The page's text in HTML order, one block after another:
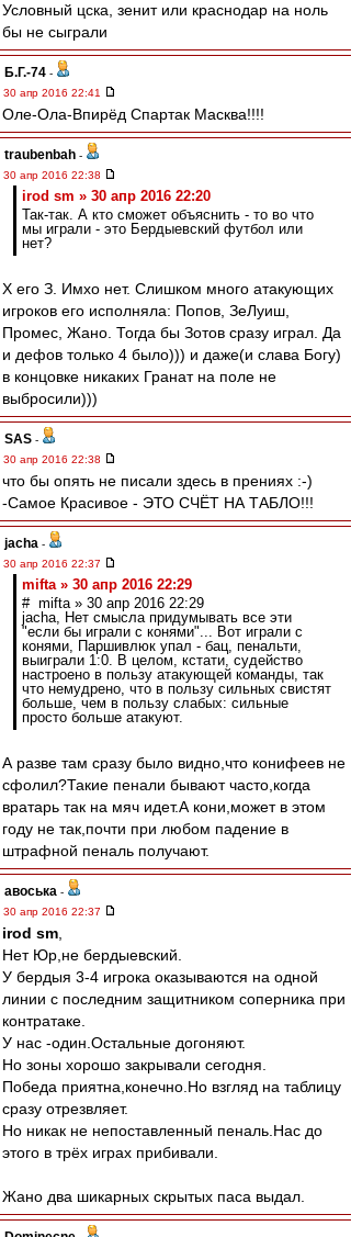
Условный цска, зенит или краснодар на ноль
бы не сыграли
Б.Г.-74 -
30 апр 2016 22:41
Оле-Ола-Впирёд Спартак Масква!!!!
traubenbah -
30 апр 2016 22:38
irod sm » 30 апр 2016 22:20
Так-так. А кто сможет объяснить - то во что
мы играли - это Бердыевский футбол или
нет?
Х его З. Имхо нет. Слишком много атакующих
игроков его исполняла: Попов, ЗеЛуиш,
Промес, Жано. Тогда бы Зотов сразу играл. Да
и дефов только 4 было))) и даже(и слава Богу)
в концовке никаких Гранат на поле не
выбросили)))
SAS -
30 апр 2016 22:38
что бы опять не писали здесь в прениях :-)
-Самое Красивое - ЭТО СЧЁТ НА ТАБЛО!!!
jacha -
30 апр 2016 22:37
mifta » 30 апр 2016 22:29
# mifta » 30 апр 2016 22:29
jacha, Нет смысла придумывать все эти
"если бы играли с конями"... Вот играли с
конями, Паршивлюк упал - бац, пенальти,
выиграли 1:0. В целом, кстати, судейство
настроено в пользу атакующей команды, так
что немудрено, что в пользу сильных свистят
больше, чем в пользу слабых: сильные
просто больше атакуют.
А разве там сразу было видно,что конифеев не
сфолил?Такие пенали бывают часто,когда
вратарь так на мяч идет.А кони,может в этом
году не так,почти при любом падение в
штрафной пеналь получают.
авоська -
30 апр 2016 22:37
irod sm
Нет Юр,не бердыевский.
У бердыя 3-4 игрока оказываются на одной
линии с последним защитником соперника при
контратаке.
У нас -один.Остальные догоняют.
Но зоны хорошо закрывали сегодня.
Победа приятна,конечно.Но взгляд на таблицу
сразу отрезвляет.
Но никак не непоставленный пеналь.Нас до
этого в трёх играх прибивали.
Жано два шикарных скрытых паса выдал.